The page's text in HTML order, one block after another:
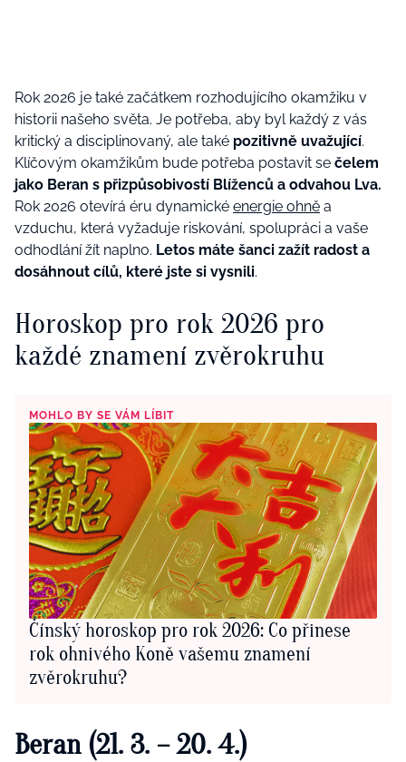
Rok 2026 je také začátkem rozhodujícího okamžiku v
historii našeho světa. Je potřeba, aby byl každý z vás
kritický a disciplinovaný, ale také pozitivně uvažující.
Klíčovým okamžikům bude potřeba postavit se čelem
jako Beran s přizpůsobivostí Blíženců a odvahou Lva.
Rok 2026 otevírá éru dynamické energie ohně a
vzduchu, která vyžaduje riskování, spolupráci a vaše
odhodlání žít naplno. Letos máte šanci zažít radost a
dosáhnout cílů, které jste si vysnili.
Horoskop pro rok 2026 pro
každé znamení zvěrokruhu
MOHLO BY SE VÁM LÍBIT
Čínský horoskop pro rok 2026: Co přinese
rok ohnivého Koně vašemu znamení
zvěrokruhu?
Beran (21. 3. – 20. 4.)